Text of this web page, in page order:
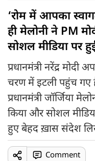
‘रोम में आपका
ही मेलोनी ने PM
सोशल मीडिया पर
प्रधानमंत्री नरेंद्र मोदी
चरण में इटली पहुंच गए
प्रधानमंत्री जॉर्जिया
किया और सोशल
हुए बेहद ख़ास संदेश
Comment